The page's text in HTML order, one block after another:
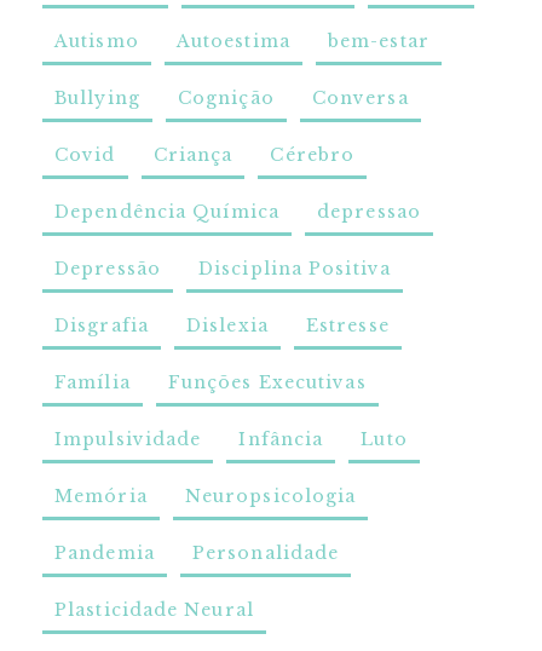
Autismo Autoestima bem-estar
Bullying Cognição Conversa
Covid Criança Cérebro
Dependência Química depressao
Depressão Disciplina Positiva
Disgrafia Dislexia Estresse
Família Funções Executivas
Impulsividade Infância Luto
Memória Neuropsicologia
Pandemia Personalidade
Plasticidade Neural